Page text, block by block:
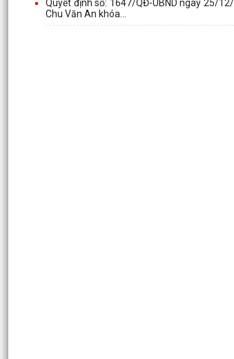
Quyết định số: 1647/QĐ-UBND ngày 25/
Chu Văn An khóa...